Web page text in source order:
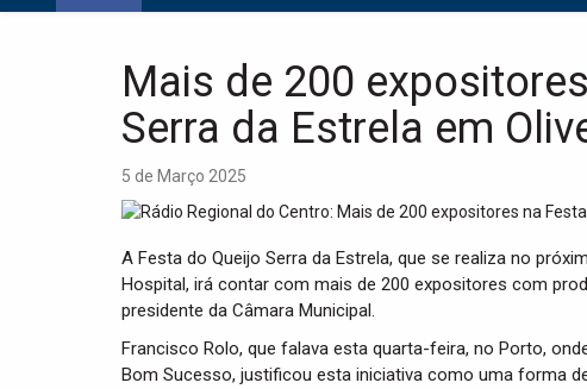
Mais de 200
Serra da Estrela em
5 de Março 2025
A Festa do Queijo Serra da Estrela, que se realiza no
Hospital, irá contar com mais de 200 expositores com
presidente da Câmara Municipal.
Francisco Rolo, que falava esta quarta-feira, no Porto,
Bom Sucesso, justificou esta iniciativa como uma forma